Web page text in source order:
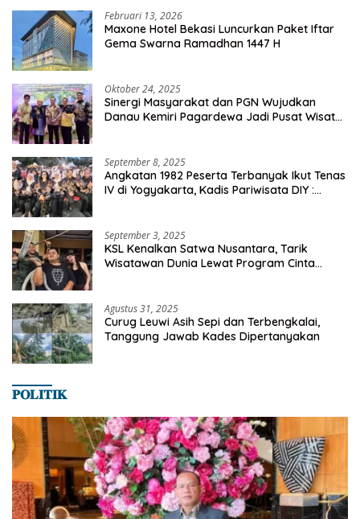
Februari 13, 2026
Maxone Hotel Bekasi Luncurkan Paket Iftar
Gema Swarna Ramadhan 1447 H
Oktober 24, 2025
Sinergi Masyarakat dan PGN Wujudkan
Danau Kemiri Pagardewa Jadi Pusat Wisata
September 8, 2025
Angkatan 1982 Peserta Terbanyak Ikut Tenas
IV di Yogyakarta, Kadis Pariwisata DIY :
September 3, 2025
KSL Kenalkan Satwa Nusantara, Tarik
Wisatawan Dunia Lewat Program Cinta
Agustus 31, 2025
Curug Leuwi Asih Sepi dan Terbengkalai,
Tanggung Jawab Kades Dipertanyakan
𝐏𝐎𝐋𝐈𝐓𝐈𝐊